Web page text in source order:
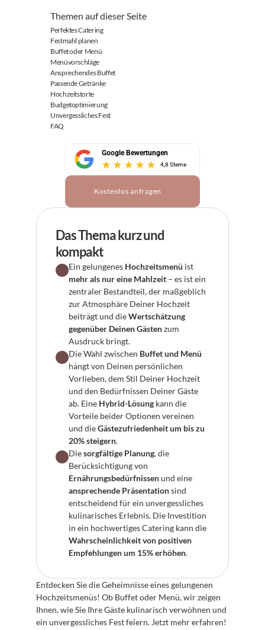
Themen auf dieser Seite
Perfektes Catering
Festmahl planen
Buffet oder Menü
Menüvorschläge
Ansprechendes Buffet
Passende Getränke
Hochzeitstorte
Budgetoptimierung
Unvergessliches Fest
FAQ
Google Bewertungen
4,8 Sterne
Kostenlos anfragen
Das Thema kurz und
kompakt
Ein gelungenes Hochzeitsmenü
mehr als nur eine Mahlzeit – es ist ein
zentraler Bestandteil, der maßgeblich
zur Atmosphäre Deiner Hochzeit
beiträgt und die Wertschätzung
gegenüber Deinen Gästen zum
Ausdruck bringt.
Die Wahl zwischen Buffet und Menü
hängt von Deinen persönlichen
Vorlieben, dem Stil Deiner Hochzeit
und den Bedürfnissen Deiner Gäste
ab. Eine Hybrid-Lösung kann die
Vorteile beider Optionen vereinen
und die Gästezufriedenheit um bis zu
20% steigern.
Die sorgfältige Planung, die
Ernährungsbedürfnissen
ansprechende Präsentation sind
entscheidend für ein unvergessliches
kulinarisches Erlebnis. Die Investition
Wahrscheinlichkeit von positiven
Empfehlungen um 15% erhöhen.
Entdecken Sie die Geheimnisse eines gelungenen
Hochzeitsmenüs! Ob Buffet oder Menü, wir zeigen
Ihnen, wie Sie Ihre Gäste kulinarisch verwöhnen und
ein unvergessliches Fest feiern. Jetzt mehr erfahren!